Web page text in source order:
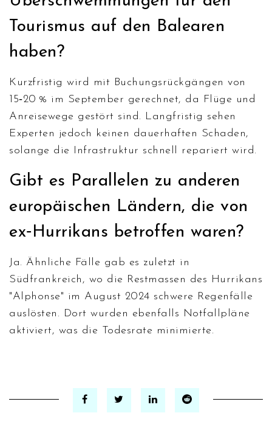
Tourismus auf den Balearen
haben?
Kurzfristig wird mit Buchungsrückgängen von
15‑20 % im September gerechnet, da Flüge und
Anreisewege gestört sind. Langfristig sehen
Experten jedoch keinen dauerhaften Schaden,
solange die Infrastruktur schnell repariert wird.
Gibt es Parallelen zu anderen
europäischen Ländern, die von
ex‑Hurrikans betroffen waren?
Ja. Ähnliche Fälle gab es zuletzt in
Südfrankreich, wo die Restmassen des Hurrikans
"Alphonse" im August 2024 schwere Regenfälle
auslösten. Dort wurden ebenfalls Notfallpläne
aktiviert, was die Todesrate minimierte.